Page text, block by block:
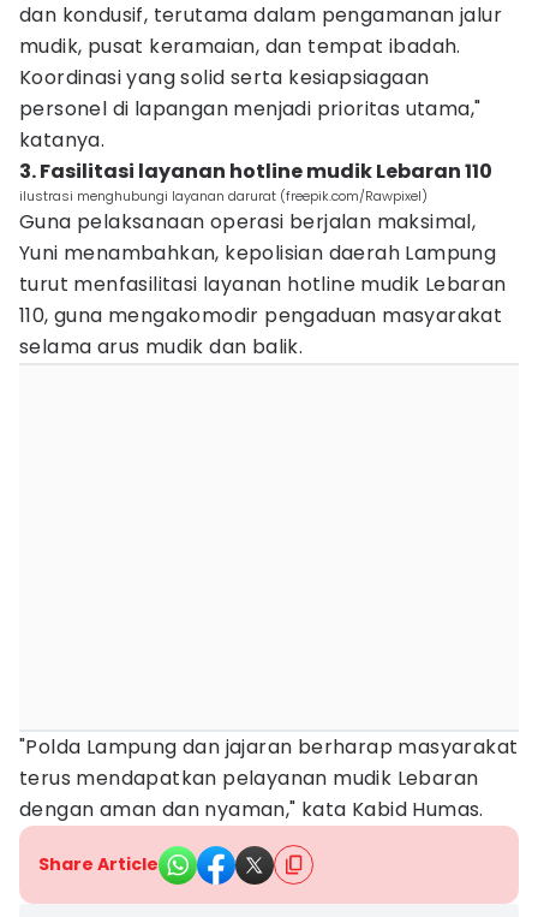
dan kondusif, terutama dalam pengamanan jalur
mudik, pusat keramaian, dan tempat ibadah.
Koordinasi yang solid serta kesiapsiagaan
personel di lapangan menjadi prioritas utama,"
katanya.
3. Fasilitasi layanan hotline mudik Lebaran 110
ilustrasi menghubungi layanan darurat (freepik.com/Rawpixel)
Guna pelaksanaan operasi berjalan maksimal,
Yuni menambahkan, kepolisian daerah Lampung
turut menfasilitasi layanan hotline mudik Lebaran
110, guna mengakomodir pengaduan masyarakat
selama arus mudik dan balik.
"Polda Lampung dan jajaran berharap masyarakat
terus mendapatkan pelayanan mudik Lebaran
dengan aman dan nyaman," kata Kabid Humas.
Share Article